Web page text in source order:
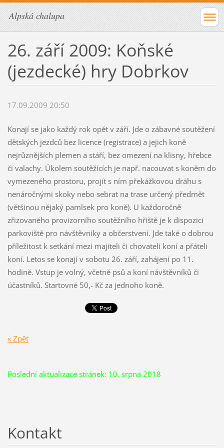
Alpská chalupa
26. září 2009: Koňské
(jezdecké) hry Dobrkov
17.09.2009 20:50
Konají se jako každý rok opět v září. Jde o zábavné soutěžení
dětských jezdců bez licence (registrace) a jejich koně
nejrůznějších plemen a stáří, bez omezení na klisny, hřebce
či valachy. Úkolem soutěžících je např. nacouvat s koněm do
vymezeného prostoru, projít s ním překážkovou dráhu s
nenáročnými skoky nebo sebrat na trase určený předmět
(většinou nějaký pamlsek pro koně). U každoročně
zřizovaného provizorního soutěžního hřiště je k dispozici
parkoviště pro návštěvníky a občerstvení. Jde také o dobrou
příležitost k setkání mezi majiteli či chovateli koní a přáteli
koní. Letos se konají v sobotu 26. září, zahájení po 11.
hodině. Vstup je volný, včetně psů a koní návštěvníků či
účastníků. Startovné 50,- Kč za jednoho koně.
« Zpět
Poslední aktualizace stránek: 10. srpna 2018
Kontakt